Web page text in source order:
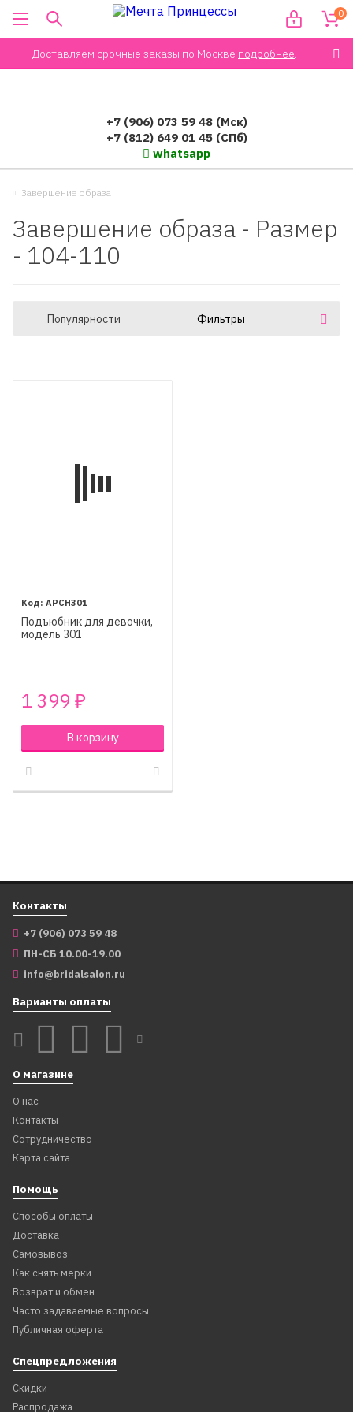
Доставляем срочные заказы по Москве подробнее.
0
+7 (906) 073 59 48 (Мск)
+7 (812) 649 01 45 (СПб)
whatsapp
Завершение образа
Завершение образа - Размер
- 104-110
Популярности Фильтры
APCH301
Подъюбник для девочки,
модель 301
1 399 ₽
В корзину
Контакты
+7 (906) 073 59 48
ПН-СБ 10.00-19.00
info@bridalsalon.ru
Варианты оплаты
О магазине
О нас
Контакты
Сотрудничество
Карта сайта
Помощь
Способы оплаты
Доставка
Самовывоз
Как снять мерки
Возврат и обмен
Часто задаваемые вопросы
Публичная оферта
Спецпредложения
Скидки
Распродажа